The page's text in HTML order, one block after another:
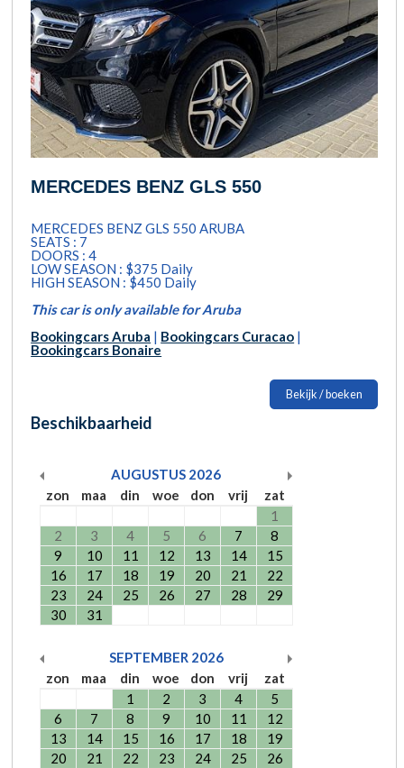
MERCEDES BENZ GLS 550
MERCEDES BENZ GLS 550 ARUBA
SEATS : 7
DOORS : 4
LOW SEASON : $375 Daily
HIGH SEASON : $450 Daily
This car is only available for Aruba
Bookingcars Aruba | Bookingcars Curacao |
Bookingcars Bonaire
Bekijk / boeken
Beschikbaarheid
AUGUSTUS 2026
zon
maa din woe don vrij
zat
1
2
3 4 5 6 7
8
9
10 11 12 13 14
15
16
17 18 19 20 21
22
23
24 25 26 27 28
29
30
31
SEPTEMBER 2026
zon
maa din woe don vrij
zat
1
2 3 4
5
6
7 8 9 10 11
12
13
14 15 16 17 18
19
20
21 22 23 24 25
26